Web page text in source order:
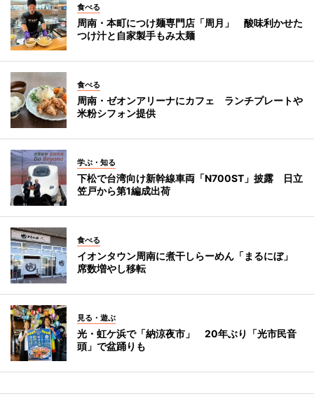
食べる
周南・本町につけ麺専門店「周月」 酸味利かせた
つけ汁と自家製手もみ太麺
食べる
周南・ゼオンアリーナにカフェ ランチプレートや
米粉シフォン提供
学ぶ・知る
下松で台湾向け新幹線車両「N700ST」披露 日立
笠戸から第1編成出荷
食べる
イオンタウン周南に煮干しらーめん「まるにぼ」
席数増やし移転
見る・遊ぶ
光・虹ケ浜で「納涼夜市」 20年ぶり「光市民音
頭」で盆踊りも